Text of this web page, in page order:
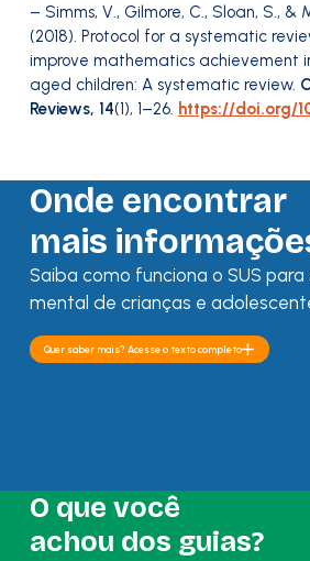
– Simms, V., Gilmore, C., Sloan, S., &
(2018). Protocol for a systematic
improve mathematics achievement
aged children: A systematic review.
Reviews, 14(1), 1–26. https://doi.org/
Onde encontrar
mais
Saiba como funciona o SUS para
mental de crianças e
Quer saber mais? Acesse o texto completo
O que você
achou dos guias?